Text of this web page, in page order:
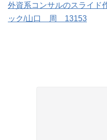
外資系コンサルのスライド
ック/山口 周 13153